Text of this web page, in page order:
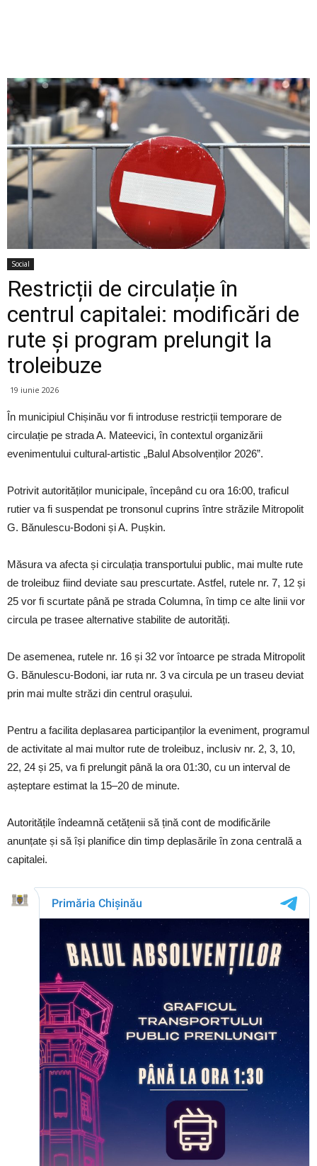
Social
Restricții de circulație în
centrul capitalei: modificări de
rute și program prelungit la
troleibuze
19 iunie 2026
În municipiul Chișinău vor fi introduse restricții temporare de
circulație pe strada A. Mateevici, în contextul organizării
evenimentului cultural-artistic „Balul Absolvenților 2026”.
Potrivit autorităților municipale, începând cu ora 16:00, traficul
rutier va fi suspendat pe tronsonul cuprins între străzile Mitropolit
G. Bănulescu-Bodoni și A. Pușkin.
Măsura va afecta și circulația transportului public, mai multe rute
de troleibuz fiind deviate sau prescurtate. Astfel, rutele nr. 7, 12 și
25 vor fi scurtate până pe strada Columna, în timp ce alte linii vor
circula pe trasee alternative stabilite de autorități.
De asemenea, rutele nr. 16 și 32 vor întoarce pe strada Mitropolit
G. Bănulescu-Bodoni, iar ruta nr. 3 va circula pe un traseu deviat
prin mai multe străzi din centrul orașului.
Pentru a facilita deplasarea participanților la eveniment, programul
de activitate al mai multor rute de troleibuz, inclusiv nr. 2, 3, 10,
22, 24 și 25, va fi prelungit până la ora 01:30, cu un interval de
așteptare estimat la 15–20 de minute.
Autoritățile îndeamnă cetățenii să țină cont de modificările
anunțate și să își planifice din timp deplasările în zona centrală a
capitalei.